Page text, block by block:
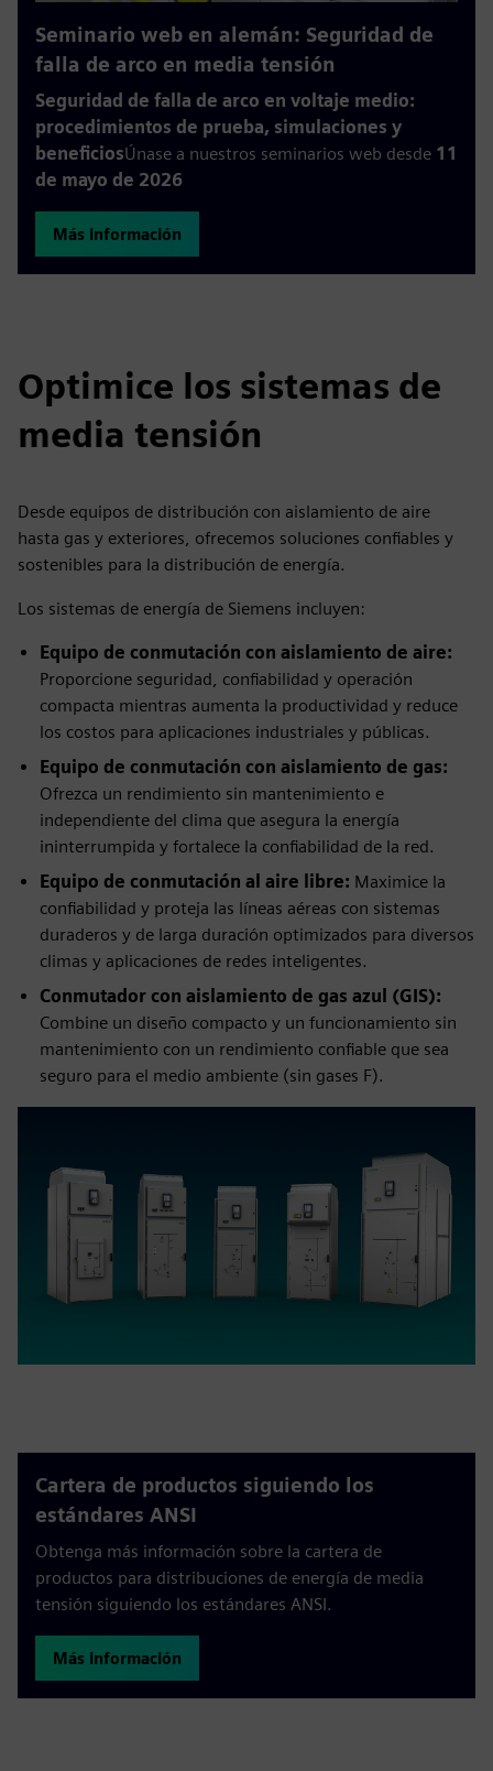
Seminario web en alemán: Seguridad de
falla de arco en media tensión
Seguridad de falla de arco en voltaje medio:
procedimientos de prueba, simulaciones y
beneficiosÚnase a nuestros seminarios web desde 11
de mayo de 2026
Más información
Optimice los sistemas de
media tensión
Desde equipos de distribución con aislamiento de aire
hasta gas y exteriores, ofrecemos soluciones confiables y
sostenibles para la distribución de energía.
Los sistemas de energía de Siemens incluyen:
Equipo de conmutación con aislamiento de aire:
Proporcione seguridad, confiabilidad y operación
compacta mientras aumenta la productividad y reduce
los costos para aplicaciones industriales y públicas.
Equipo de conmutación con aislamiento de gas:
Ofrezca un rendimiento sin mantenimiento e
independiente del clima que asegura la energía
ininterrumpida y fortalece la confiabilidad de la red.
Equipo de conmutación al aire libre: Maximice la
confiabilidad y proteja las líneas aéreas con sistemas
duraderos y de larga duración optimizados para diversos
climas y aplicaciones de redes inteligentes.
Conmutador con aislamiento de gas azul (GIS):
Combine un diseño compacto y un funcionamiento sin
mantenimiento con un rendimiento confiable que sea
seguro para el medio ambiente (sin gases F).
Cartera de productos siguiendo los
estándares ANSI
Obtenga más información sobre la cartera de
productos para distribuciones de energía de media
tensión siguiendo los estándares ANSI.
Más información